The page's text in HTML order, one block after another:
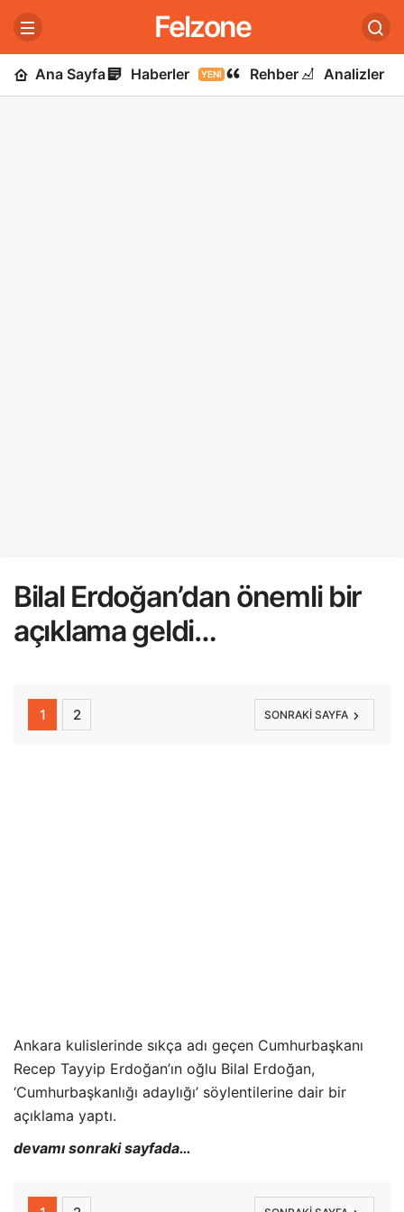
Felzone
Ana Sayfa Haberler YENI Rehber Analizler
Bilal Erdoğan’dan önemli bir
açıklama geldi…
1 2 SONRAKI SAYFA
Ankara kulislerinde sıkça adı geçen Cumhurbaşkanı
Recep Tayyip Erdoğan’ın oğlu Bilal Erdoğan,
‘Cumhurbaşkanlığı adaylığı’ söylentilerine dair bir
açıklama yaptı.
devamı sonraki sayfada…